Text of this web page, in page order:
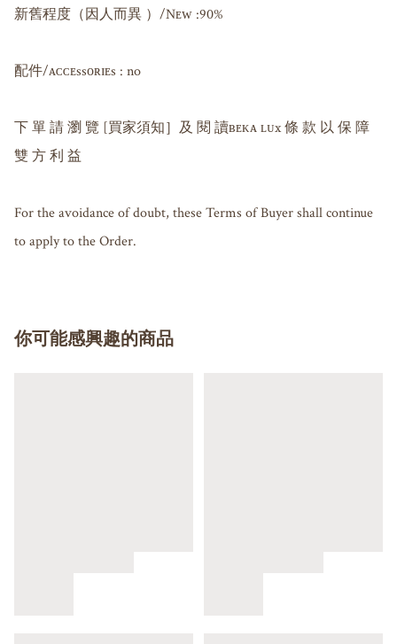
新舊程度（因人而異 ）/Nᴇᴡ :90%
配件/ᴀᴄᴄᴇssᴏʀɪᴇs : no
下 單 請 瀏 覽 [買家須知］及 閱 讀ʙᴇᴋᴀ ʟᴜx 條 款 以 保 障
雙 方 利 益
For the avoidance of doubt, these Terms of Buyer shall continue
to apply to the Order.
你可能感興趣的商品